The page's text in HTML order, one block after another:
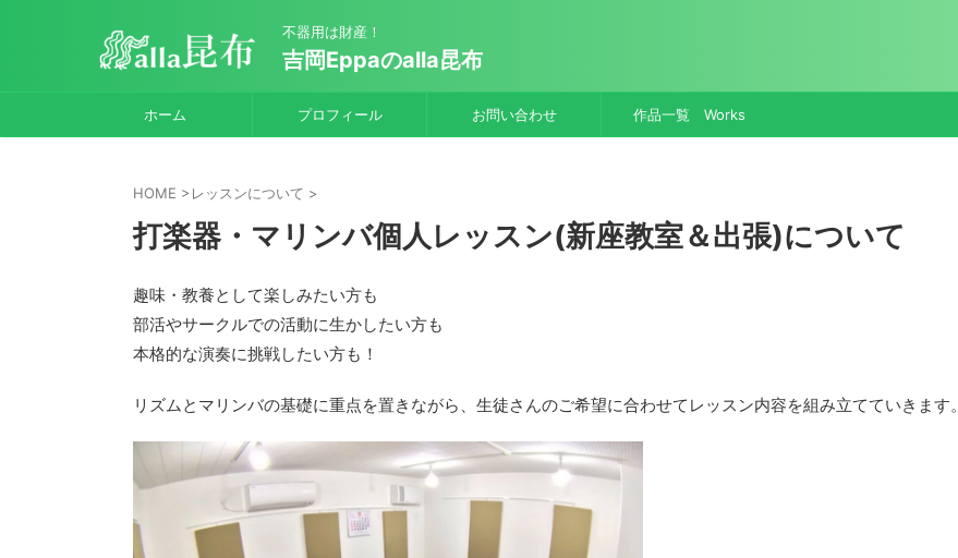
不器用は財産！
吉岡Eppaのalla昆布
ホーム プロフィール お問い合わせ 作品一覧 Works
HOME >レッスンについて >
打楽器・マリンバ個人レッスン(新座教室＆出張)について
趣味・教養として楽しみたい方も
部活やサークルでの活動に生かしたい方も
本格的な演奏に挑戦したい方も！
リズムとマリンバの基礎に重点を置きながら、生徒さんのご希望に合わせてレッスン内容を組み立てていきます。